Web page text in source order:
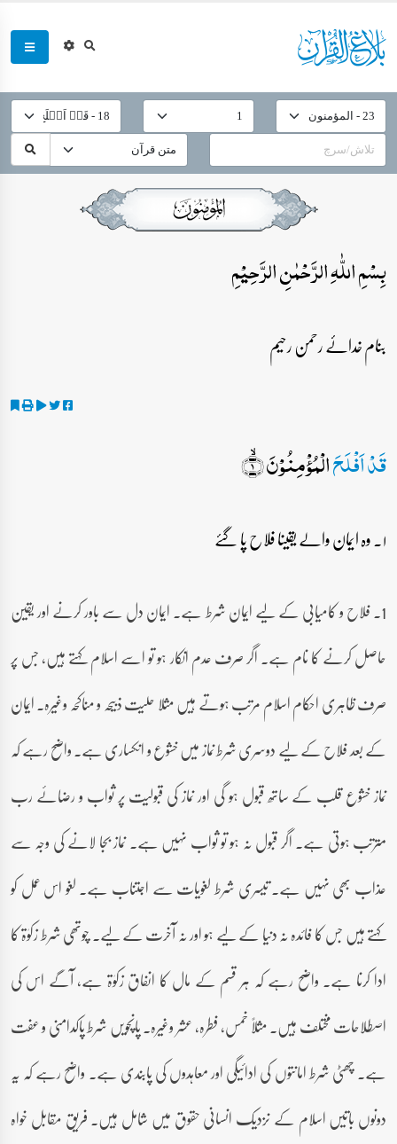
بِسۡمِ اللّٰہِ الرَّحۡمٰنِ الرَّحِیۡمِ
بنام خدائے رحمن رحیم
قَدۡ اَفۡلَحَالۡمُؤۡمِنُوۡنَ ۙ﴿۱﴾
۱۔ وہ ایمان والے یقینا فلاح پا گئے
1۔ فلاح و کامیابی کے لیے ایمان شرط ہے۔ ایمان دل سے باور کرنے اور یقین
حاصل کرنے کا نام ہے۔ اگر صرف عدم انکار ہو تو اسے اسلام کہتے ہیں، جس پر
صرف ظاہری احکام اسلام مرتب ہوتے ہیں مثلا حلیت ذبیحہ و مناکحہ وغیرہ۔ ایمان
کے بعد فلاح کے لیے دوسری شرط نماز میں خشوع و انکساری ہے۔ واضح رہے کہ
نماز خشوع قلب کے ساتھ قبول ہو گی اور نماز کی قبولیت پر ثواب و رضائے رب
مترتب ہوتی ہے۔ اگر قبول نہ ہو تو ثواب نہیں ہے۔ نماز بجا لانے کی وجہ سے
عذاب بھی نہیں ہے۔ تیسری شرط لغویات سے اجتناب ہے۔ لغو اس عمل کو
کہتے ہیں جس کا فائدہ نہ دنیا کے لیے ہو اور نہ آخرت کے لیے۔ چوتھی شرط زکوٰۃ کا
ادا کرنا ہے۔ واضح رہے کہ ہر قسم کے مال کا انفاق زکوٰۃ ہے، آگے اس کی
اصطلاحات مختلف ہیں۔ مثلاً خمس، فطرہ، عشر وغیرہ۔ پانچویں شرط پاکدامنی و عفت
ہے۔ چھٹی شرط امانتوں کی ادائیگی اور معاہدوں کی پابندی ہے۔ واضح رہے کہ یہ
دونوں باتیں اسلام کے نزدیک انسانی حقوق میں شامل ہیں۔ فریق مقابل خواہ